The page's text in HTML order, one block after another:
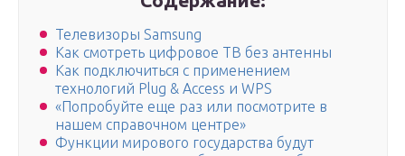
Телевизоры Samsung
Как смотреть цифровое ТВ без антенны
Как подключиться с применением
технологий Plug & Access и WPS
«Попробуйте еще раз или посмотрите в
нашем справочном центре»
Функции мирового государства будут